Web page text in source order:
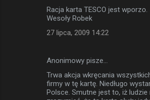
Racja karta TESCO jest wporzo.
Wesoły Robek
27 lipca, 2009 14:22
Anonimowy pisze…
Trwa akcja wkręcania
firmy w tę kartę. Niedługo
Polsce. Smutne jest to, iż ludzie